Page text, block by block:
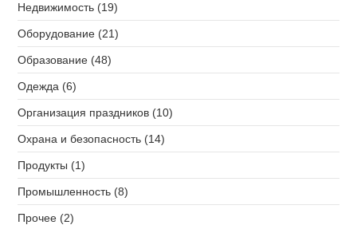
Недвижимость (19)
Оборудование (21)
Образование (48)
Одежда (6)
Организация праздников (10)
Охрана и безопасность (14)
Продукты (1)
Промышленность (8)
Прочее (2)